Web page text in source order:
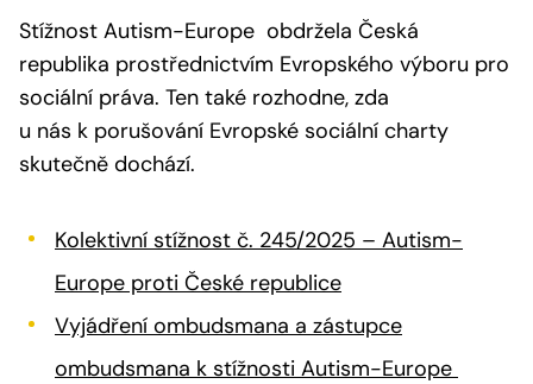
Stížnost Autism-Europe obdržela Česká
republika prostřednictvím Evropského výboru pro
sociální práva. Ten také rozhodne, zda
u nás k porušování Evropské sociální charty
skutečně dochází.
Kolektivní stížnost č. 245/2025 – Autism-
Europe proti České republice
Vyjádření ombudsmana a zástupce
ombudsmana k stížnosti Autism-Europe